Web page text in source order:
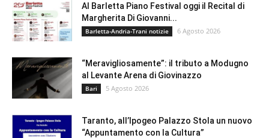
Al Barletta Piano Festival oggi il Recital di
Margherita Di Giovanni...
Barletta-Andria-Trani notizie 6 Agosto 2026
“Meravigliosamente”: il tributo a Modugno
al Levante Arena di Giovinazzo
Bari 5 Agosto 2026
Taranto, all’Ipogeo Palazzo Stola un nuovo
“Appuntamento con la Cultura”